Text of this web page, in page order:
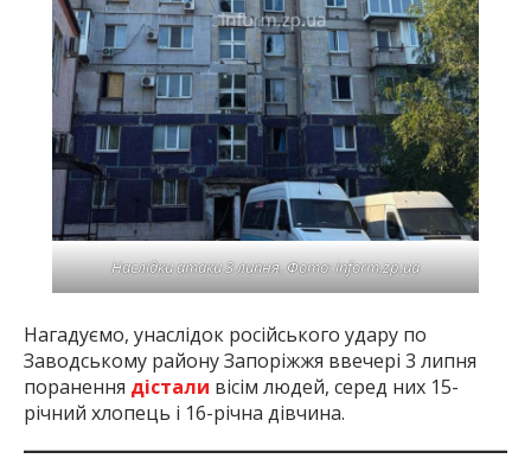
Наслідки атаки 3 липня. Фото: inform.zp.ua
Нагадуємо, унаслідок російського удару по
Заводському району Запоріжжя ввечері 3 липня
поранення дістали вісім людей, серед них 15-
річний хлопець і 16-річна дівчина.